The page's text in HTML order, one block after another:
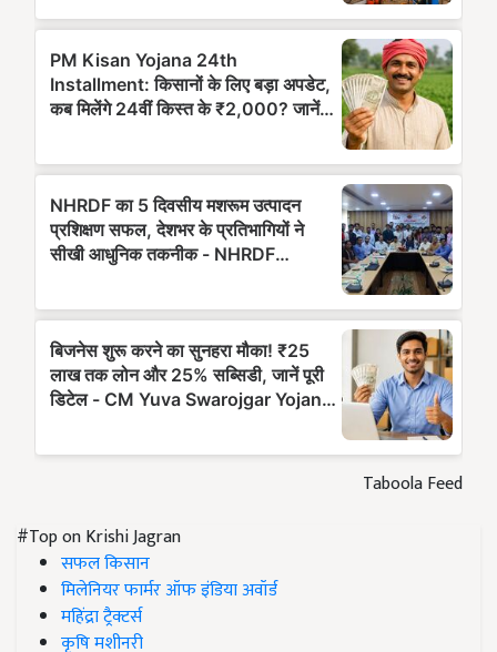
Taboola Feed
#Top on Krishi Jagran
सफल किसान
मिलेनियर फार्मर ऑफ इंडिया अवॉर्ड
महिंद्रा ट्रैक्टर्स
कृषि मशीनरी